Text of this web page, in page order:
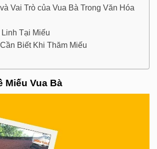
Vai Trò của Vua Bà Trong Văn Hóa
Tại Miếu
Biết Khi Thăm Miếu
Miếu Vua Bà